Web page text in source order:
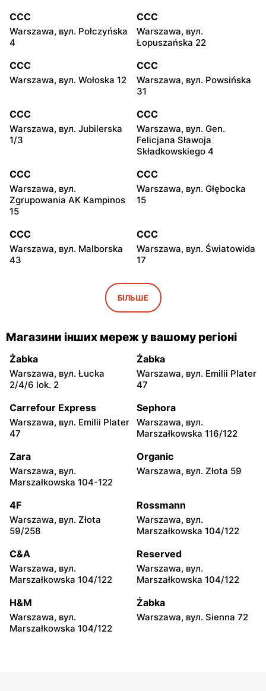
CCC
Warszawa, вул. Połczyńska
4
CCC
Warszawa, вул.
Łopuszańska 22
CCC
Warszawa, вул. Wołoska 12
CCC
Warszawa, вул. Powsińska
31
CCC
Warszawa, вул. Jubilerska
1/3
CCC
Warszawa, вул. Gen.
Felicjana Sławoja
Składkowskiego 4
CCC
Warszawa, вул.
Zgrupowania AK Kampinos
15
CCC
Warszawa, вул. Głębocka
15
CCC
Warszawa, вул. Malborska
43
CCC
Warszawa, вул. Światowida
17
CCC
Warszawa, вул. Kazimierza
Szpotańskiego 4
CCC
Łomianki, вул. Brukowa 25
CCC
Janki, вул. Mszczonowska
3
CCC
Sienkiewicza 19
CCC
Józefa Piłsudskiego 31C
CCC CCC
CCC
Otwock, вул. Kupiecka 2
CCC
CCC
Radzymin, вул. Konstytucji
CCC
Błonie, вул. Powstańców 12
CCC
Grodzisk Mazowiecki, вул.
CCC
Nowy Dwór Mazowiecki,
CCC
Mińsk Mazowiecki, вул.
CCC
БІЛЬШЕ
Магазини інших мереж у вашому регіоні
Żabka
Warszawa, вул. Łucka
2/4/6 lok. 2
Żabka
Warszawa, вул. Emilii Plater
47
Carrefour Express
Warszawa, вул. Emilii Plater
47
Sephora
Warszawa, вул.
Marszałkowska 116/122
Zara
Warszawa, вул.
Marszałkowska 104-122
Organic
Warszawa, вул. Złota 59
4F
Warszawa, вул. Złota
59/258
Rossmann
Warszawa, вул.
Marszałkowska 104/122
C&A
Warszawa, вул.
Marszałkowska 104/122
Reserved
Warszawa, вул.
Marszałkowska 104/122
H&M
Warszawa, вул.
Marszałkowska 104/122
Żabka
Warszawa, вул. Sienna 72